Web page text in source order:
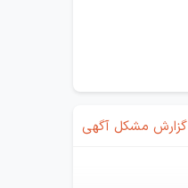
گزارش مشکل آگهی